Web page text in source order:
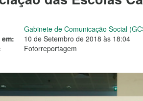
Gabinete de Comunicação Social
10 de Setembro de 2018 às 18:04
Fotorreportagem